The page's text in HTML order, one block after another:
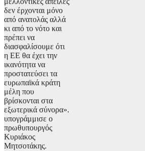
δεν έρχονται μόνο
από ανατολάς αλλά
κι από το νότο και
πρέπει να
διασφαλίσουμε ότι
η ΕΕ θα έχει την
ικανότητα να
προστατεύσει τα
ευρωπαϊκά κράτη
μέλη που
βρίσκονται στα
εξωτερικά σύνορα».
υπογράμμισε ο
πρωθυπουργός
Κυριάκος
Μητσοτάκης.